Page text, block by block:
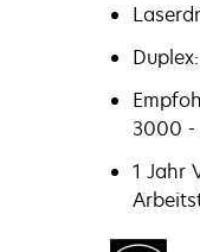
3000 -
1 Jahr